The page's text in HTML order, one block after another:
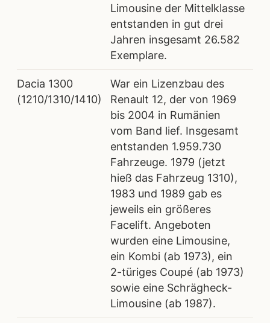
Limousine der Mittelklasse
entstanden in gut drei
Jahren insgesamt 26.582
Exemplare.
Dacia 1300
(1210/1310/1410)
War ein Lizenzbau des
Renault 12, der von 1969
bis 2004 in Rumänien
vom Band lief. Insgesamt
entstanden 1.959.730
Fahrzeuge. 1979 (jetzt
hieß das Fahrzeug 1310),
1983 und 1989 gab es
jeweils ein größeres
Facelift. Angeboten
wurden eine Limousine,
ein Kombi (ab 1973), ein
2-türiges Coupé (ab 1973)
sowie eine Schrägheck-
Limousine (ab 1987).